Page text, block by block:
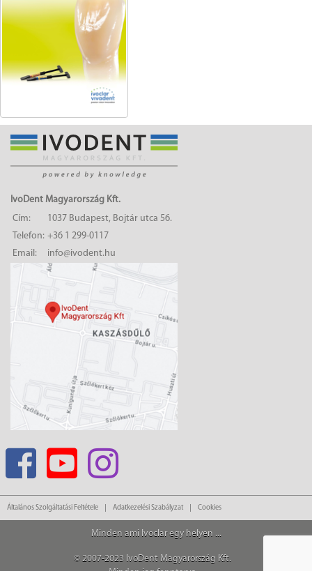
IvoDent Magyarország Kft.
Cím:
1037 Budapest, Bojtár utca 56.
Telefon: +36 1 299-0117
Email:
info@ivodent.hu
Általános Szolgáltatási Feltétele Adatkezelési Szabályzat Cookies
© 2007-2023 IvoDent Magyarország Kft.
Minden ami Ivoclar egy helyen ...